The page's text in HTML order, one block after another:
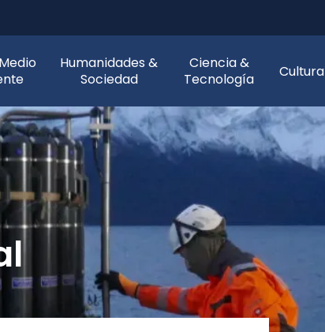
Humanidades &
Sociedad
Ciencia &
Tecnología
Cultura